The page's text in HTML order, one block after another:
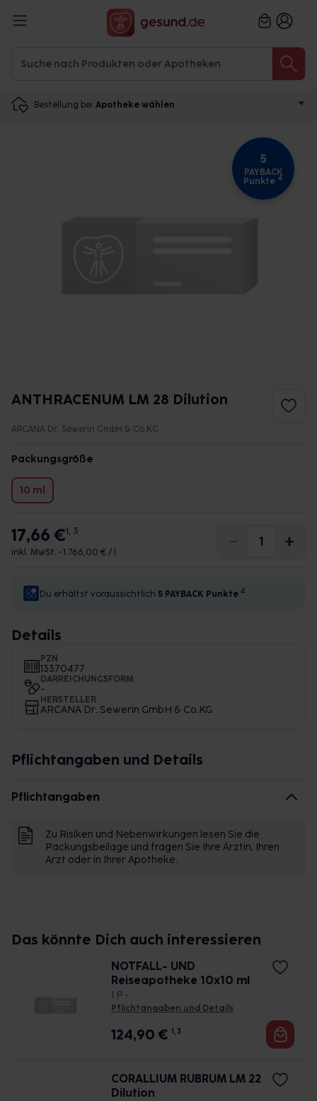
Bestellung bei Apotheke wählen
5
PAYBACK
Punkte 4
ANTHRACENUM LM 28 Dilution
ARCANA Dr. Sewerin GmbH & Co.KG
Packungsgröße
10 ml
17,66 €1, 3
inkl. MwSt. • 1.766,00 € / l
Du erhältst voraussichtlich 5 PAYBACK Punkte 4
Details
PZN
13370477
DARREICHUNGSFORM
-
HERSTELLER
ARCANA Dr. Sewerin GmbH & Co.KG
Pflichtangaben und Details
Pflichtangaben
Zu Risiken und Nebenwirkungen lesen Sie die
Packungsbeilage und fragen Sie Ihre Ärztin, Ihren
Arzt oder in Ihrer Apotheke.
Das könnte Dich auch interessieren
NOTFALL- UND
Reiseapotheke 10x10 ml
1 P •
Pflichtangaben und Details
124,90 € 1, 3
CORALLIUM RUBRUM LM 22
Dilution